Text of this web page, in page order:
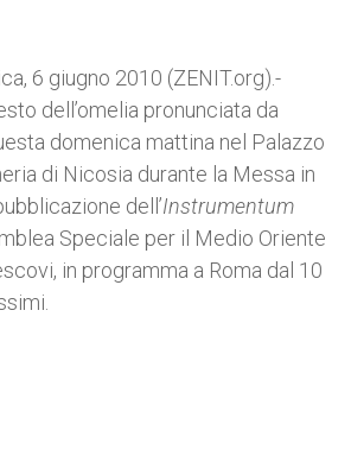
r
6 giugno 2010 (ZENIT.org).-
dell’omelia pronunciata da
domenica mattina nel Palazzo
di Nicosia durante la Messa in
dell’Instrumentum
Speciale per il Medio Oriente
in programma a Roma dal 10